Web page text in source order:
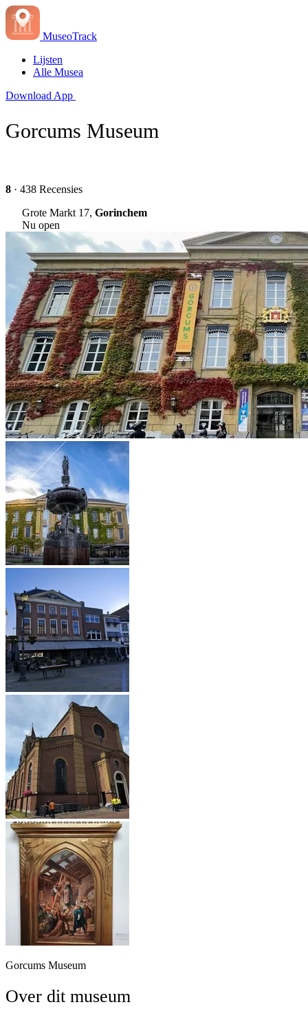
MuseoTrack
Lijsten
Alle Musea
Download App
Gorcums Museum
8 · 438 Recensies
Grote Markt 17, Gorinchem
Nu open
Gorcums Museum
Over dit museum